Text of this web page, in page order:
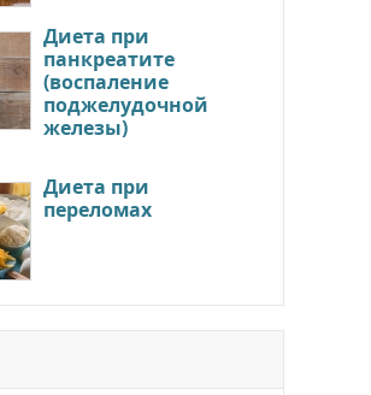
Диета при
панкреатите
(воспаление
поджелудочной
железы)
Диета при
переломах